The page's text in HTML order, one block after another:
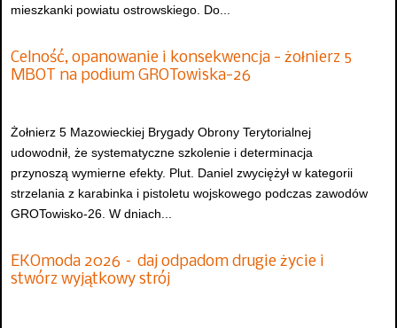
mieszkanki powiatu ostrowskiego. Do...
Celność, opanowanie i konsekwencja - żołnierz 5
MBOT na podium GROTowiska-26
Żołnierz 5 Mazowieckiej Brygady Obrony Terytorialnej
udowodnił, że systematyczne szkolenie i determinacja
przynoszą wymierne efekty. Plut. Daniel zwyciężył w kategorii
strzelania z karabinka i pistoletu wojskowego podczas zawodów
GROTowisko-26. W dniach...
EKOmoda 2026 – daj odpadom drugie życie i
stwórz wyjątkowy strój